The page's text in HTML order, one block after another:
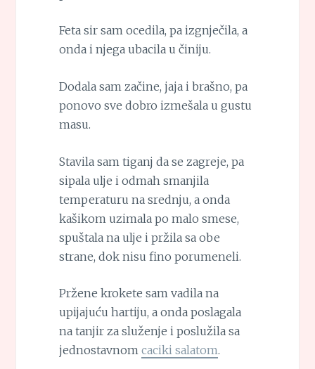
Feta sir sam ocedila, pa izgnječila, a
onda i njega ubacila u činiju.
Dodala sam začine, jaja i brašno, pa
ponovo sve dobro izmešala u gustu
masu.
Stavila sam tiganj da se zagreje, pa
sipala ulje i odmah smanjila
temperaturu na srednju, a onda
kašikom uzimala po malo smese,
spuštala na ulje i pržila sa obe
strane, dok nisu fino porumeneli.
Pržene krokete sam vadila na
upijajuću hartiju, a onda poslagala
na tanjir za služenje i poslužila sa
jednostavnom caciki salatom.